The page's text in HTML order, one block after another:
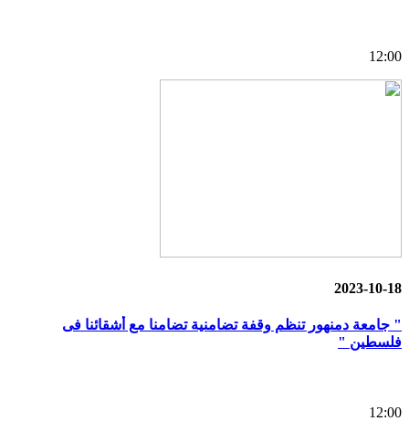
12:00
2023-10-18
" جامعة دمنهور تنظم وقفة تضامنية تضامنا مع أشقائنا فى
فلسطين "
12:00